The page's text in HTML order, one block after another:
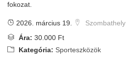
fokozat.
2026. március 19.
Szombathely
Ára: 30.000 Ft
Kategória: Sporteszközök